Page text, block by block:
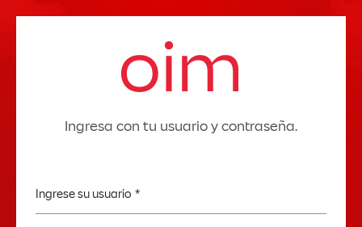
Ingresa con tu usuario y contraseña.
Ingrese su usuario